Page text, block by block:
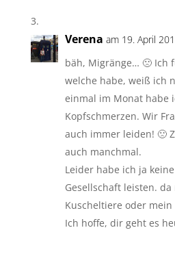
Verena am 19. April
bäh, Migränge… 🙁 Ich
welche habe, weiß ich
einmal im Monat habe
Kopfschmerzen. Wir
auch immer leiden! 🙁
auch manchmal.
Leider habe ich ja
Gesellschaft leisten.
Kuscheltiere oder
Ich hoffe, dir geht es